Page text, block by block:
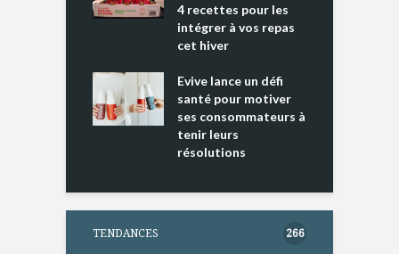
4 recettes pour les
intégrer à vos repas
cet hiver
Evive lance un défi
santé pour motiver
ses consommateurs à
tenir leurs
résolutions
TENDANCES 266